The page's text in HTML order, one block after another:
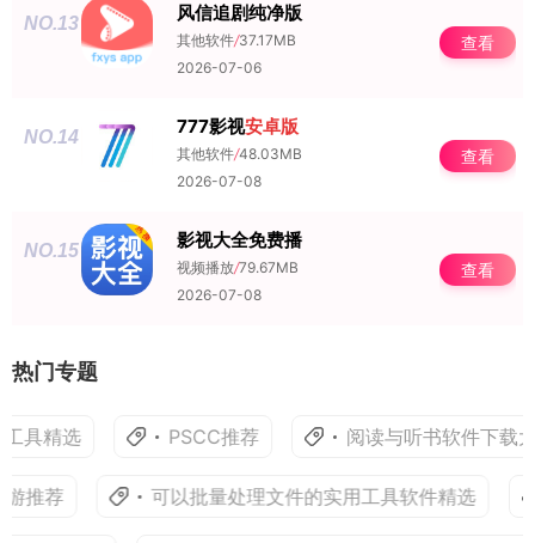
NO.13 风信追剧纯净版
其他软件/37.17MB
2026-07-06
查看
NO.14 777影视安卓版
其他软件/48.03MB
2026-07-08
查看
NO.15 影视大全免费播
视频播放/79.67MB
2026-07-08
查看
热门专题
具精选 PSCC推荐 阅读与听书软件下载大
推荐 可以批量处理文件的实用工具软件精选